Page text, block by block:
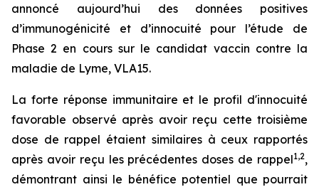
annoncé aujourd’hui des données positives
d’immunogénicité et d’innocuité pour l’étude de
Phase 2 en cours sur le candidat vaccin contre la
maladie de Lyme, VLA15.
La forte réponse immunitaire et le profil d'innocuité
favorable observé après avoir reçu cette troisième
dose de rappel étaient similaires à ceux rapportés
après avoir reçu les précédentes doses de rappel1,2,
démontrant ainsi le bénéfice potentiel que pourrait